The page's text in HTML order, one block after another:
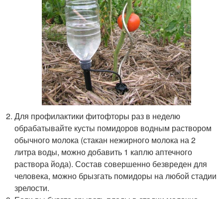
Для профилактики фитофторы раз в неделю
обрабатывайте кусты помидоров водным раствором
обычного молока (стакан нежирного молока на 2
литра воды, можно добавить 1 каплю аптечного
раствора йода). Состав совершенно безвреден для
человека, можно брызгать помидоры на любой стадии
зрелости.